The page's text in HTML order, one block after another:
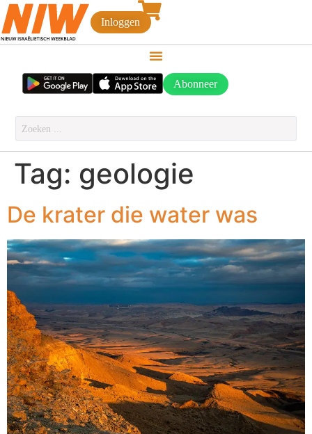
Inloggen
Abonneer
Tag: geologie
De krater die water was